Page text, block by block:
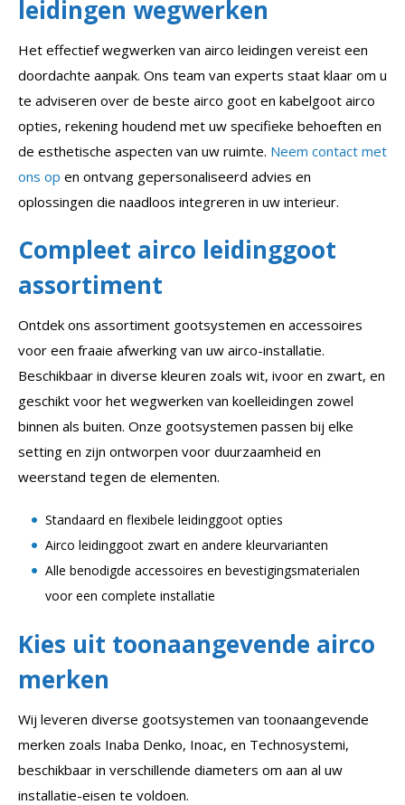
leidingen wegwerken
Het effectief wegwerken van airco leidingen vereist een
doordachte aanpak. Ons team van experts staat klaar om u
te adviseren over de beste airco goot en kabelgoot airco
opties, rekening houdend met uw specifieke behoeften en
de esthetische aspecten van uw ruimte. Neem contact met
ons op en ontvang gepersonaliseerd advies en
oplossingen die naadloos integreren in uw interieur.
Compleet airco leidinggoot
assortiment
Ontdek ons assortiment gootsystemen en accessoires
voor een fraaie afwerking van uw airco-installatie.
Beschikbaar in diverse kleuren zoals wit, ivoor en zwart, en
geschikt voor het wegwerken van koelleidingen zowel
binnen als buiten. Onze gootsystemen passen bij elke
setting en zijn ontworpen voor duurzaamheid en
weerstand tegen de elementen.
Standaard en flexibele leidinggoot opties
Airco leidinggoot zwart en andere kleurvarianten
Alle benodigde accessoires en bevestigingsmaterialen
voor een complete installatie
Kies uit toonaangevende airco
merken
Wij leveren diverse gootsystemen van toonaangevende
merken zoals Inaba Denko, Inoac, en Technosystemi,
beschikbaar in verschillende diameters om aan al uw
installatie-eisen te voldoen.